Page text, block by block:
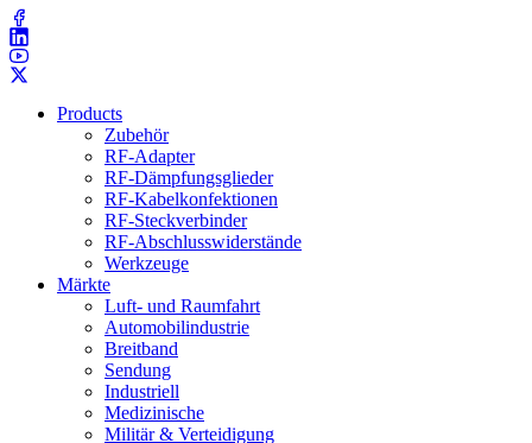
Products
Zubehör
RF-Adapter
RF-Dämpfungsglieder
RF-Kabelkonfektionen
RF-Steckverbinder
RF-Abschlusswiderstände
Werkzeuge
Märkte
Luft- und Raumfahrt
Automobilindustrie
Breitband
Sendung
Industriell
Medizinische
Militär & Verteidigung